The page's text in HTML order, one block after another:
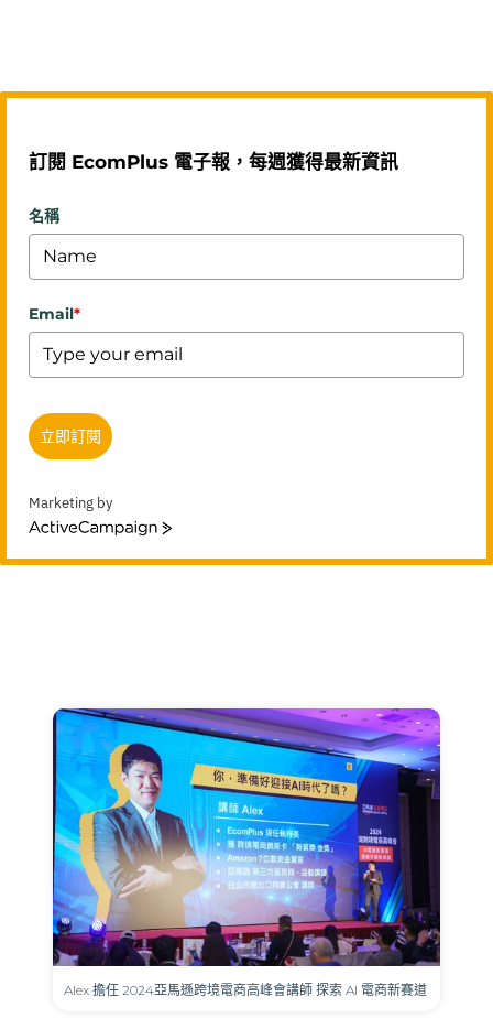
訂閱 EcomPlus 電子報，每週獲得最新資訊
名稱
Email*
立即訂閱
Marketing by
ActiveCampaign
Alex 擔任 2024亞馬遜跨境電商高峰會講師 探索 AI 電商新賽道